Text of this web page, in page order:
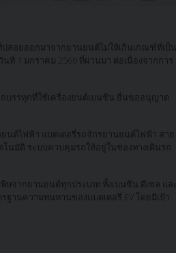
ล่อยออกมาจากยานยนต์ไม่ให้เกินเกณฑ์ที่เป็น
1 มกราคม 2569 ที่ผ่านมา ต่อเนื่องจากการ
บรรทุกที่ใช้เครื่องยนต์เบนชิน ยื่นขออนุญาต
นต์ไฟฟ้า แบตเตอรี่รถจักรยานยนต์ไฟฟ้า สาย
นมัติ ระบบควบคุมรถให้อยู่ในช่องทางเดินรถ
จากยานยนต์ทุกประเภท ทั้งเบนซิน ดีเซล และ
านความทนทานของแบตเตอรี่ EV โดยมีเป้า